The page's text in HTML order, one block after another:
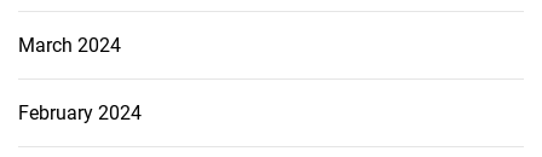
March 2024
February 2024